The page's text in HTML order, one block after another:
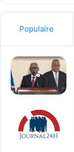
Populaire